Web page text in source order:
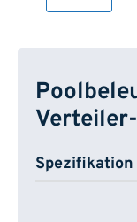
Spezifikation